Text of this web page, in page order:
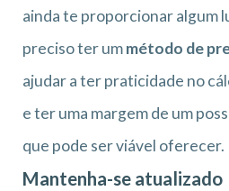
ainda te proporcionar algum
preciso ter ummétodo de
ajudar a ter praticidade no
e ter uma margem de um
que pode ser viável oferecer.
Mantenha-se atualizado